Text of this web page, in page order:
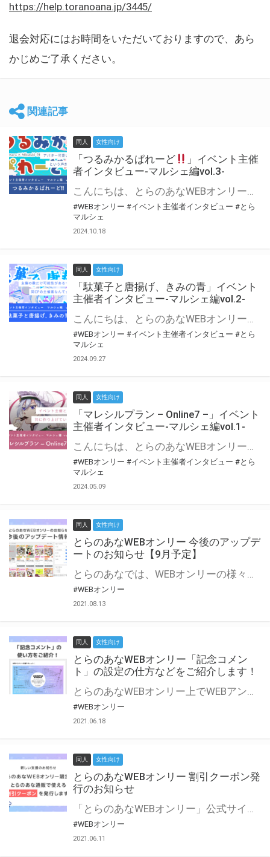
https://help.toranoana.jp/3445/
退会対応にはお時間をいただいておりますので、あら
かじめご了承ください。
関連記事
同人 女性向け
「つるみかるぱれーど
」イベント主催
者インタビュー-マルシェ編vol.3-
こんにちは、とらのあなWEBオンリー運営スタッフです。 新たにお届けする、イベント主催者インタビュー-マルシェ編-は、 とらのあなWEBオンリー「マルシェ」をご利用した主催様に 「マルシェ」を使って開催した感想や心がけをお聞きする企画です。 今回は、WEBオンリー初開催「つるみかるぱれーど
#WEBオンリー #イベント主催者インタビュー #とら
マルシェ
2024.10.18
同人 女性向け
「駄菓子と唐揚げ、きみの青」イベント
主催者インタビュー-マルシェ編vol.2-
こんにちは、とらのあなWEBオンリー運営スタッフです。 新たにお届けする、イベント主催者インタビュー-マルシェ編-は、 とらのあなWEBオンリー「マルシェ」をご利用の主催様に 「マルシェ」を使ってイベントを開催した感想や心がけをお聞きする企画です。 今回は、WEBオンリー初開催「駄菓子と唐揚げ、きみの青」より、 主催のぎこ六屋様にお話を伺いました。 協力：ぎこ六屋様／イベント公式Twitter（@krkgwks） とらのあなWEBオンリー「マルシェ」とは？ WEBオンリーでリアルタイムでコミュニケーションがとれるオンライン会場です。
#WEBオンリー #イベント主催者インタビュー #とら
マルシェ
2024.09.27
同人 女性向け
「マレシルプラン – Online7 –」イベント
主催者インタビュー-マルシェ編vol.1-
こんにちは、とらのあなWEBオンリー運営スタッフです。 新たにお届けする、イベント主催者インタビュー-マルシェ編-は、 とらのあなWEBオンリー「マルシェ」をご利用した主催様に 「マルシェ」を使って開催した感想や心がけをお聞きする企画です。 今回は、WEBオンリー開催7回目迎えた「マレシルプラン – Online7 –」より、 主催の玉川うた様にお話を伺いました。 ▼マレシルプランのインタビュー前回記事 「イベント主催者インタビュー vol.6」はこちら 協力：玉川うた様（マレシルプラン実行委員会 代表）／イベント公式Twitter（@mallesil_plan） とらのあなWEBオンリー「マルシェ」とは？ WEBオンリーでリアルタイムでコミュニケーションがとれるオンライン会場です。
#WEBオンリー #イベント主催者インタビュー #とら
マルシェ
2024.05.09
同人 女性向け
とらのあなWEBオンリー 今後のアップデ
ートのお知らせ【9月予定】
とらのあなでは、WEBオンリーの様々な支援を実施しています。 今回は2021年9月に実装を予定しているアップデート情報についてご紹介いたします。 とらのあなWEBオンリーサイトはこちら
#WEBオンリー
2021.08.13
同人 女性向け
とらのあなWEBオンリー「記念コメン
ト」の設定の仕方などをご紹介します！
とらのあなWEBオンリー上でWEBアンソロジーが作成できる「記念コメント」について、その使い方や作成手順を解説します！ 支援タイプを「サークル参加型」「サークル参加型・マルシェ(イベント会場)機能付き」でお申し込みいただいている主催者様はぜひご活用ください♪ とらのあなWEBオンリーサイトはこちら
#WEBオンリー
2021.06.18
同人 女性向け
とらのあなWEBオンリー 割引クーポン発
行のお知らせ
「とらのあなWEBオンリー」公式サイトでとらのあな通販の「割引クーポン」を配布中！ イベントごとに開催当日限定で使える割引クーポンのシリアルコードを発行します。 とらのあなWEBオンリーのページをチェックして、イベント当日にお得にお買い物を楽しみましょう♪ ※本キャンペーンは予告なく終了する場合がございます。 とらのあなWEBオンリーサイトはこちら
#WEBオンリー
2021.06.11